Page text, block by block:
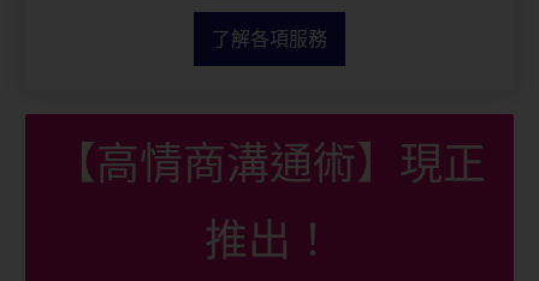
了解各項服務
【高情商溝通術】現正
推出！